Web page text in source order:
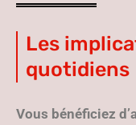
Les
quotidiens
Vous bénéficiez